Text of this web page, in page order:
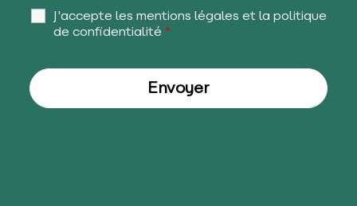
J'accepte les mentions légales et la politique
de confidentialité *